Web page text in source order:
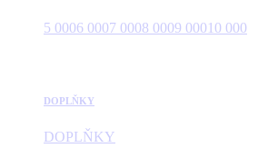
5 0006 0007 0008 0009 00010 000
DOPLŇKY
DOPLŇKY